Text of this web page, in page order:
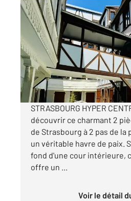
STRASBOURG 67
29,40 m 2 , 2 pièces
Ref : 23962
Appartement F2 à
139 000 €
Visiter le site dédié
STRASBOURG HYPER
découvrir ce charmant 2
de Strasbourg à 2 pas de la
un véritable havre de paix.
fond d'une cour intérieure,
offre un ...
Voir le détail